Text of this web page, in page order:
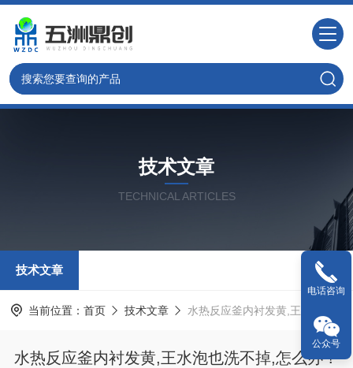
技术文章
TECHNICAL ARTICLES
技术文章
当前位置： 首页 技术文章 水热反应釜内衬发黄,王水泡也洗不掉,怎么办？
水热反应釜内衬发黄,王水泡也洗不掉,怎么办？
电话咨询
公众号